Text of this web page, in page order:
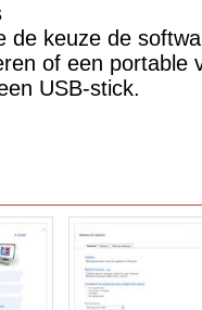
de keuze de
of een portable
USB-stick.